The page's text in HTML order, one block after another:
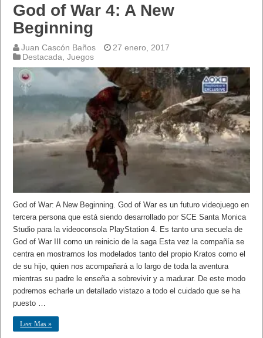
God of War 4: A New
Beginning
Juan Cascón Baños
27 enero, 2017
Destacada ,Juegos
God of War: A New Beginning. God of War es un futuro videojuego en
tercera persona que está siendo desarrollado por SCE Santa Monica
Studio para la videoconsola PlayStation 4. Es tanto una secuela de
God of War III como un reinicio de la saga Esta vez la compañía se
centra en mostrarnos los modelados tanto del propio Kratos como el
de su hijo, quien nos acompañará a lo largo de toda la aventura
mientras su padre le enseña a sobrevivir y a madurar. De este modo
podremos echarle un detallado vistazo a todo el cuidado que se ha
puesto …
Leer Mas »